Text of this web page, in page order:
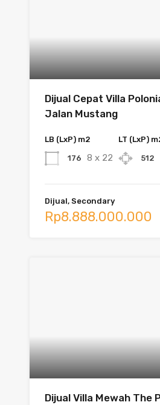
Dijual Cepat Villa
Jalan Mustang
LB (LxP) m2
176 8 x 22
LT (LxP)
512
Dijual, Secondary
Rp8.888.000.000
Dijual Villa Mewah The